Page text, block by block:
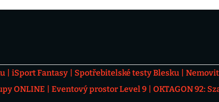
iSport Fantasy Spotřebitelské testy Blesku
ONLINE Eventový prostor Level 9 OKTAGON 92: